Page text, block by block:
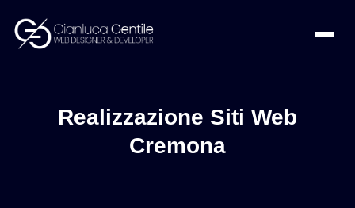
Realizzazione Siti Web
Cremona